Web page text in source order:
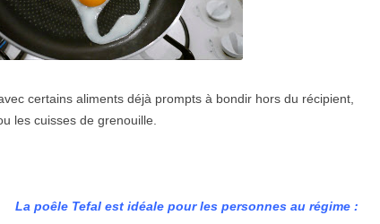
certains aliments déjà prompts à bondir hors du récipient,
les cuisses de grenouille.
La poêle Tefal est idéale pour les personnes au régime :